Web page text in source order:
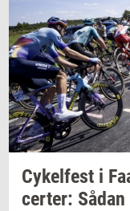
Cy­kel­fest i
cer­ter: Sådan